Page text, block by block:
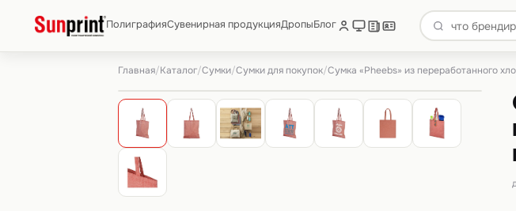
ПолиграфияСувенирная продукцияДропыБлог
Главная/Каталог/Сумки/Сумки для покупок/Сумка «Pheebs» из переработанного